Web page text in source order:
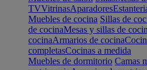
TVVitrinasAparadores
Muebles de cocina Sillas de
de cocinaMesas y sillas de
cocinaArmarios de cocina
completasCocinas a medida
Muebles de dormitorio Camas